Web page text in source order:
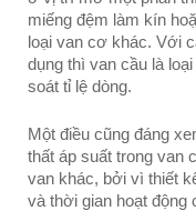
miếng đệm làm kín
loại van cơ khác. Với
dụng thì van cầu là
soát tỉ lệ dòng.
Một điều cũng đáng
thất áp suất trong van
van khác, bởi vì thiết
và thời gian hoạt động